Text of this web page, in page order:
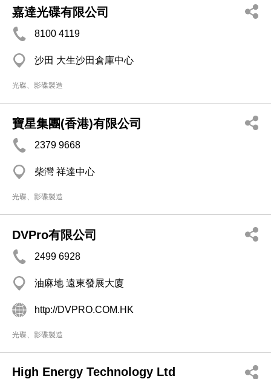
嘉達光碟有限公司
8100 4119
沙田 大生沙田倉庫中心
光碟、影碟製造
寶星集團(香港)有限公司
2379 9668
柴灣 祥達中心
光碟、影碟製造
DVPro有限公司
2499 6928
油麻地 遠東發展大廈
http://DVPRO.COM.HK
光碟、影碟製造
High Energy Technology Ltd